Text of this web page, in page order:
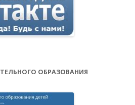
ОБРАЗОВАНИЯ